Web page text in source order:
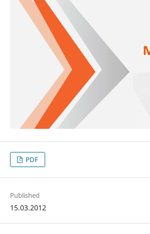
PDF
Published
15.03.2012